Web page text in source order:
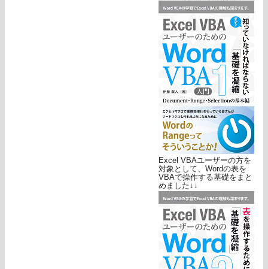
Excel VBAユーザーの方を
対象として、Wordの表を
VBAで操作する基礎をまと
めました↓↓